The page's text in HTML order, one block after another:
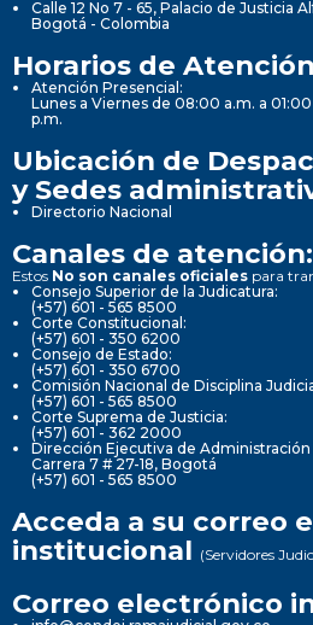
Calle 12 No 7 - 65, Palacio de Justicia
Bogotá - Colombia
Horarios de
Atención Presencial:
Lunes a Viernes de 08:00 a.m. a
p.m.
Ubicación de
y Sedes
Directorio Nacional
Canales de atención:
Estos No son canales oficiales para
Consejo Superior de la Judicatura:
(+57) 601 - 565 8500
Corte Constitucional:
(+57) 601 - 350 6200
Consejo de Estado:
(+57) 601 - 350 6700
Comisión Nacional de Disciplina
(+57) 601 - 565 8500
Corte Suprema de Justicia:
(+57) 601 - 362 2000
Dirección Ejecutiva de Administración
Carrera 7 # 27-18, Bogotá
(+57) 601 - 565 8500
Acceda a su correo
institucional (Servidores
Correo electrónico